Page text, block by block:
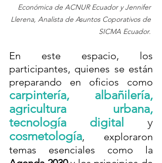
Económica de ACNUR Ecuador y Jennifer
Llerena, Analista de Asuntos Coporativos de
SICMA Ecuador.
En este espacio, los
participantes, quienes se están
carpintería, albañilería,
agricultura urbana,
tecnología digital y
cosmetología, exploraron